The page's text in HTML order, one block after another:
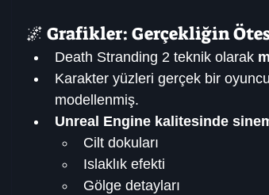
🌌 Grafikler: Gerçekliğin
Death Stranding 2 teknik olarak
Karakter yüzleri gerçek bir
modellenmiş.
Unreal Engine kalitesinde
Cilt dokuları
Islaklık efekti
Gölge detayları